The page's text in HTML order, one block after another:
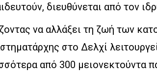
διευθύνεται από τον
να αλλάξει τη ζωή των
στο Δελχί
από 300 μειονεκτούντα